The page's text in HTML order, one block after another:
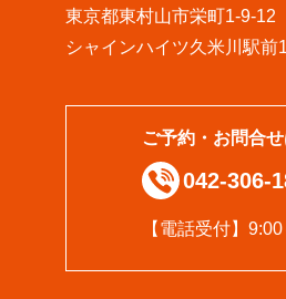
東京都東村山市栄町1-9-12
シャインハイツ久米川駅前
ご予約・お問合
042-306-
【電話受付】